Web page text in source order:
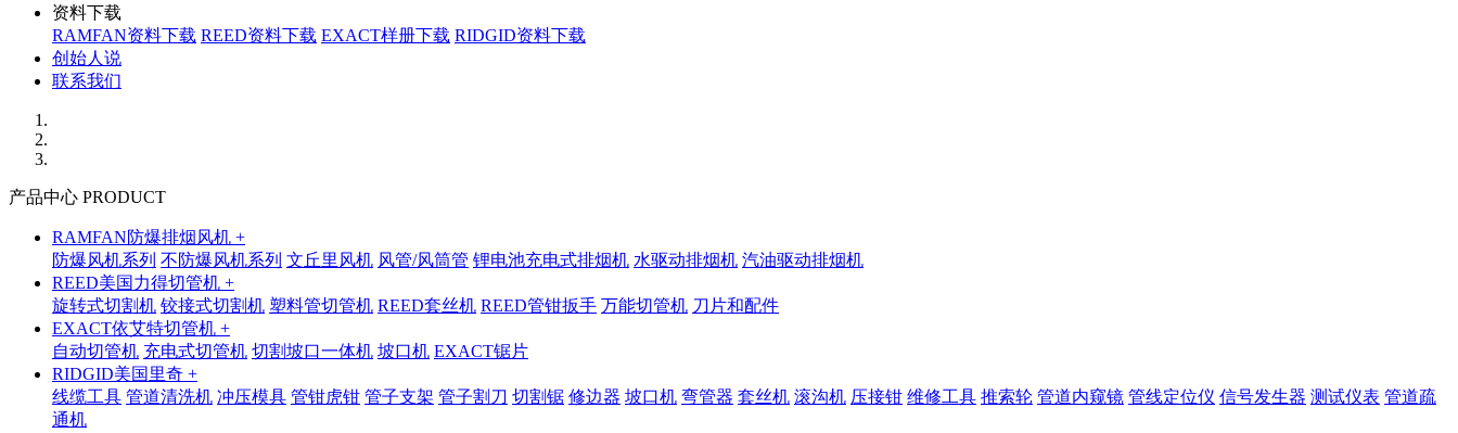
资料下载
RAMFAN资料下载 REED资料下载 EXACT样册下载 RIDGID资料下载
创始人说
联系我们
产品中心 PRODUCT
RAMFAN防爆排烟风机 +
防爆风机系列 不防爆风机系列 文丘里风机 风管/风筒管 锂电池充电式排烟机 水驱动排烟机 汽油驱动排烟机
REED美国力得切管机 +
旋转式切割机 铰接式切割机 塑料管切管机 REED套丝机 REED管钳扳手 万能切管机 刀片和配件
EXACT依艾特切管机 +
自动切管机 充电式切管机 切割坡口一体机 坡口机 EXACT锯片
RIDGID美国里奇 +
线缆工具 管道清洗机 冲压模具 管钳虎钳 管子支架 管子割刀 切割锯 修边器 坡口机 弯管器 套丝机 滚沟机 压接钳 维修工具 推索轮 管道内窥镜 管线定位仪 信号发生器 测试仪表 管道疏
通机